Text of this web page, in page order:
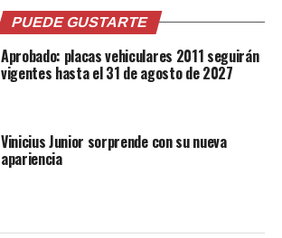
PUEDE GUSTARTE
Aprobado: placas vehiculares 2011 seguirán
vigentes hasta el 31 de agosto de 2027
Vinicius Junior sorprende con su nueva
apariencia